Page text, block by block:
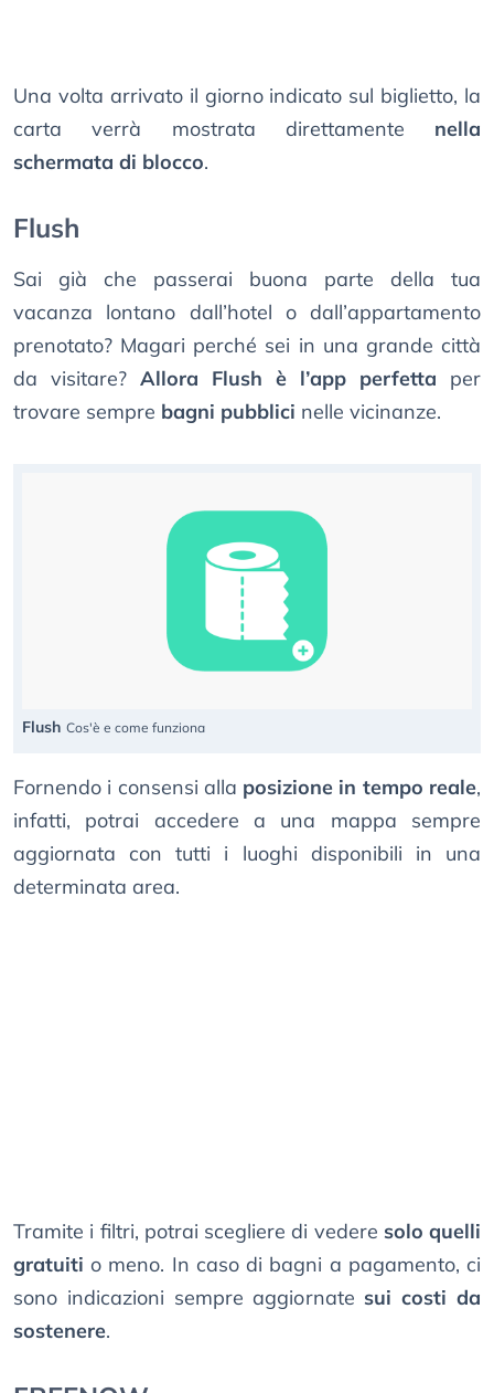
Una volta arrivato il giorno indicato sul biglietto, la
carta verrà mostrata direttamente nella
schermata di blocco.
Flush
Sai già che passerai buona parte della tua
vacanza lontano dall’hotel o dall’appartamento
prenotato? Magari perché sei in una grande città
da visitare? Allora Flush è l’app perfetta per
trovare sempre bagni pubblici nelle vicinanze.
Flush Cos'è e come funziona
Fornendo i consensi alla posizione in tempo reale,
infatti, potrai accedere a una mappa sempre
aggiornata con tutti i luoghi disponibili in una
determinata area.
Tramite i filtri, potrai scegliere di vedere solo quelli
gratuiti o meno. In caso di bagni a pagamento, ci
sono indicazioni sempre aggiornate sui costi da
sostenere.